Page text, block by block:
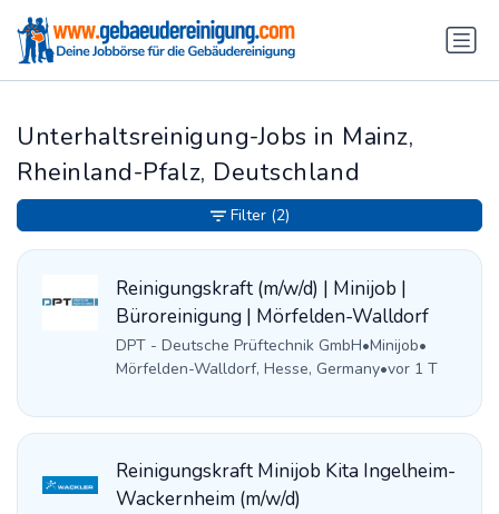
Unterhaltsreinigung-Jobs in Mainz,
Rheinland-Pfalz, Deutschland
Reinigungskraft (m/w/d) | Minijob |
Büroreinigung | Mörfelden-Walldorf
DPT - Deutsche Prüftechnik GmbH•Minijob•
Mörfelden-Walldorf, Hesse, Germany•vor 1 T
Reinigungskraft Minijob Kita Ingelheim-
Wackernheim (m/w/d)
Filter (2)